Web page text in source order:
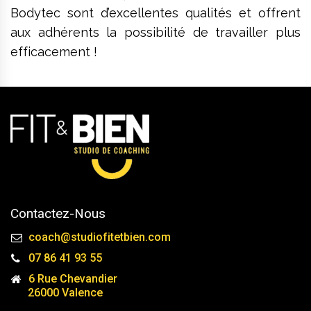
Bodytec sont d’excellentes qualités et offrent
aux adhérents la possibilité de travailler plus
efficacement !
Contactez-Nous
coach@studiofitetbien.com
07 86 41 93 55
6 Rue Chevandier
26000 Valence